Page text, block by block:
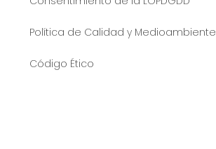
Política de Calidad y Medioambiente
Código Ético